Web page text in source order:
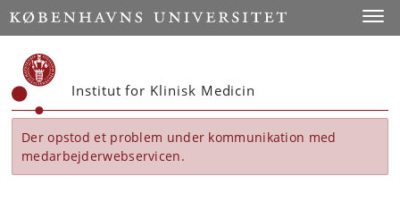
Start
Institut for Klinisk Medicin
Der opstod et problem under kommunikation med
medarbejderwebservicen.